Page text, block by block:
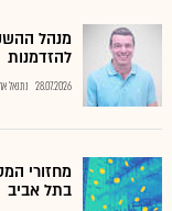
מנהל
להזדמנות
28.07.2026 נתנאל
מחזורי
בתל אביב